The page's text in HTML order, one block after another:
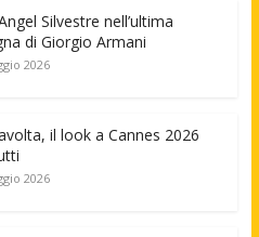
Silvestre nell’ultima
di Giorgio Armani
2026
il look a Cannes 2026
2026